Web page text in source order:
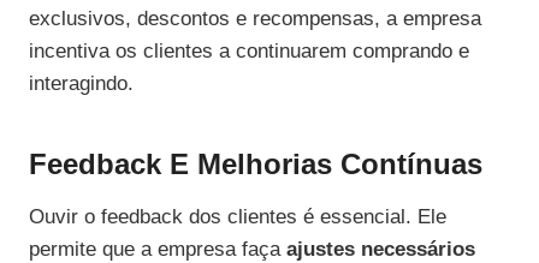
exclusivos, descontos e recompensas, a empresa
incentiva os clientes a continuarem comprando e
interagindo.
Feedback E Melhorias Contínuas
Ouvir o feedback dos clientes é essencial. Ele
permite que a empresa faça ajustes necessários